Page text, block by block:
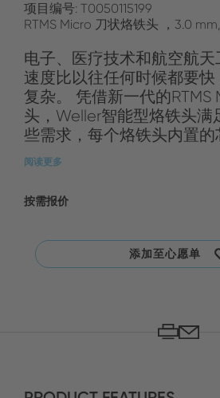
项目编号: T0050115199
RTMS Micro 刀状烙铁头 ，3.0
电子、医疗技术和航空航
速度比以往任何时候都要
复杂。 凭借新一代的RTMS
头，Weller智能型烙铁头满
些需求，每个烙铁头内置的
阅读更多
按需报价
添加至心愿单